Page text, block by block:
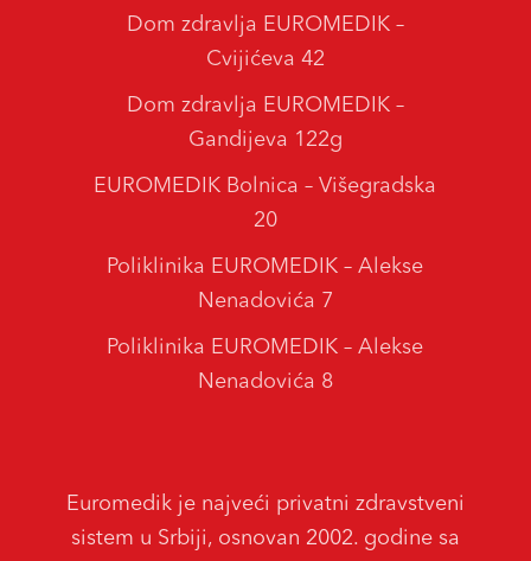
Euromedik je najveći privatni zdravstveni
sistem u Srbiji, osnovan 2002. godine sa
Dom zdravlja EUROMEDIK –
Cvijićeva 42
Dom zdravlja EUROMEDIK –
Gandijeva 122g
EUROMEDIK Bolnica – Višegradska
20
Poliklinika EUROMEDIK – Alekse
Nenadovića 7
Poliklinika EUROMEDIK – Alekse
Nenadovića 8